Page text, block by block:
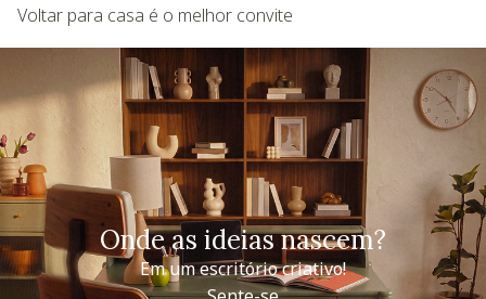
Voltar para casa é o melhor convite
Onde as ideias nascem?
Em um escritório criativo!